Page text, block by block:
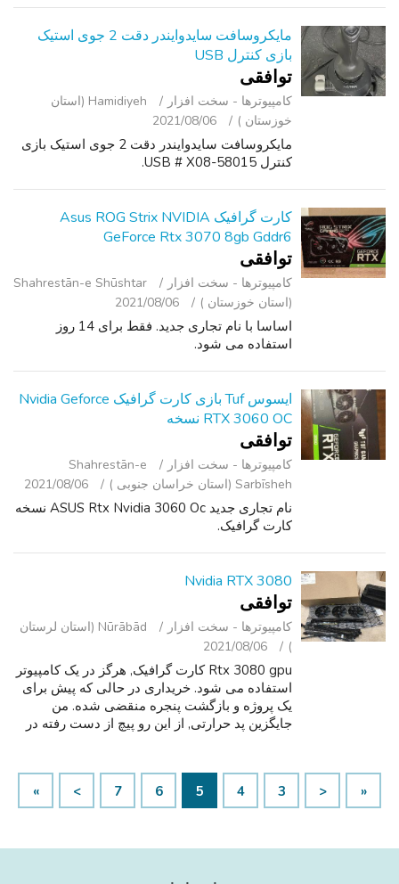
WD25...
مایکروسافت سایدوایندر دقت 2 جوی استیک
بازی کنترل USB
توافقی
کامپیوترها - سخت ‌افزار
Hamidiyeh (استان
خوزستان )
2021/08/06
مایکروسافت سایدوایندر دقت 2 جوی استیک بازی
کنترل USB # X08-58015.
کارت گرافیک Asus ROG Strix NVIDIA
GeForce Rtx 3070 8gb Gddr6
توافقی
کامپیوترها - سخت ‌افزار
Shahrestān-e Shūshtar
(استان خوزستان )
2021/08/06
اساسا با نام تجاری جدید. فقط برای 14 روز
استفاده می شود.
ایسوس Tuf بازی کارت گرافیک Nvidia Geforce
RTX 3060 OC نسخه
توافقی
کامپیوترها - سخت ‌افزار
Shahrestān-e
Sarbīsheh (استان خراسان جنوبی )
2021/08/06
نام تجاری جدید ASUS Rtx Nvidia 3060 Oc نسخه
کارت گرافیک.
Nvidia RTX 3080
توافقی
کامپیوترها - سخت ‌افزار
Nūrābād (استان لرستان
)
2021/08/06
Rtx 3080 gpu کارت گرافیک, هرگز در یک کامپیوتر
استفاده می شود. خریداری در حالی که پیش برای
یک پروژه و بازگشت پنجره منقضی شده. من
جایگزین پد حرارتی, از این رو پیچ از دست رفته در
«
<
3
4
5
6
7
>
»